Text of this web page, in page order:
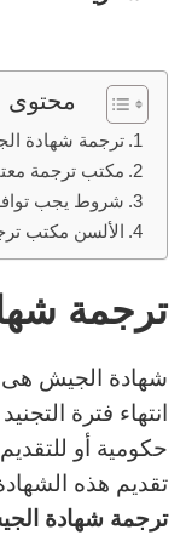
محتوى
ترجمة شهادة
مكتب ترجمة
شروط يجب
الألسن مكتب
ترجمة
شهادة الجيش هى
انتهاء فترة
حكومية أو
تقديم هذه
ترجمة شهادة